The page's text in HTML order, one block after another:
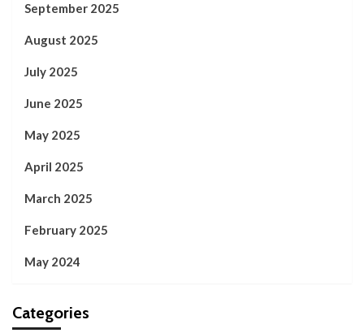
September 2025
August 2025
July 2025
June 2025
May 2025
April 2025
March 2025
February 2025
May 2024
Categories